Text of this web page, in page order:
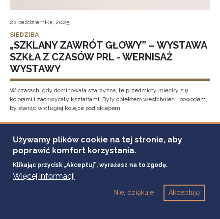
22 października, 2025
SIEDZIBA
„SZKLANY ZAWRÓT GŁOWY” – WYSTAWA
SZKŁA Z CZASÓW PRL - WERNISAŻ
WYSTAWY
W czasach, gdy dominowała szarzyzna, te przedmioty mieniły się
kolorami i zachwycały kształtami. Były obiektem westchnień i powodem,
by stanąć w długiej kolejce pod sklepem.
„Szklany zawrót głowy” to najnowsza wystawa w Muzeum Ziemi
czasów PRL. Ekspozycja pochodzi ze zbiorów tarnowianina Adama Ząbka
– kolekcjonera, który od lat gromadzi szkło artystyczne i użytkowe.
20
października
Używamy plików cookie na tej stronie, aby
poprawić komfort korzystania.
Klikając przycisk „Akceptuj”, wyrażasz na to zgodę.
Więcej informacji
Akceptuję
Nie, dziękuje